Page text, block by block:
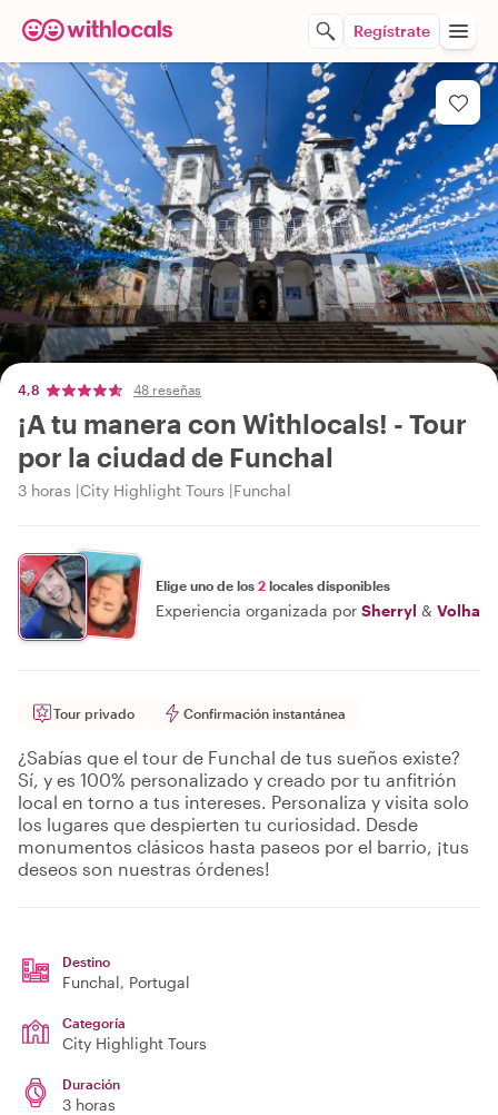
Regístrate
4,8 48 reseñas
¡A tu manera con Withlocals! - Tour
por la ciudad de Funchal
3 horas City Highlight Tours Funchal
Elige uno de los 2 locales disponibles
Experiencia organizada por Sherryl & Volha
Tour privado Confirmación instantánea
¿Sabías que el tour de Funchal de tus sueños existe?
Sí, y es 100% personalizado y creado por tu anfitrión
local en torno a tus intereses. Personaliza y visita solo
los lugares que despierten tu curiosidad. Desde
monumentos clásicos hasta paseos por el barrio, ¡tus
deseos son nuestras órdenes!
Destino
Funchal, Portugal
Categoría
City Highlight Tours
Duración
3 horas